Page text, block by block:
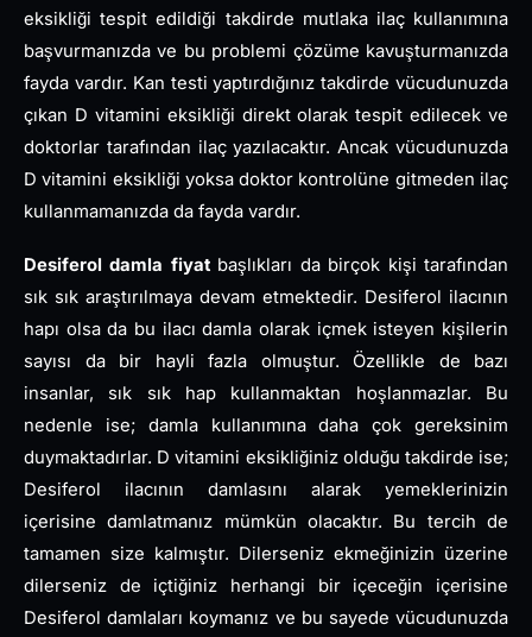
eksikliği tespit edildiği takdirde mutlaka ilaç kullanımına
başvurmanızda ve bu problemi çözüme kavuşturmanızda
fayda vardır. Kan testi yaptırdığınız takdirde vücudunuzda
çıkan D vitamini eksikliği direkt olarak tespit edilecek ve
doktorlar tarafından ilaç yazılacaktır. Ancak vücudunuzda
D vitamini eksikliği yoksa doktor kontrolüne gitmeden ilaç
kullanmamanızda da fayda vardır.
Desiferol damla fiyatbaşlıkları da birçok kişi tarafından
sık sık araştırılmaya devam etmektedir. Desiferol ilacının
hapı olsa da bu ilacı damla olarak içmek isteyen kişilerin
sayısı da bir hayli fazla olmuştur. Özellikle de bazı
insanlar, sık sık hap kullanmaktan hoşlanmazlar. Bu
nedenle ise; damla kullanımına daha çok gereksinim
duymaktadırlar. D vitamini eksikliğiniz olduğu takdirde ise;
Desiferol ilacının damlasını alarak yemeklerinizin
içerisine damlatmanız mümkün olacaktır. Bu tercih de
tamamen size kalmıştır. Dilerseniz ekmeğinizin üzerine
dilerseniz de içtiğiniz herhangi bir içeceğin içerisine
Desiferol damlaları koymanız ve bu sayede vücudunuzda